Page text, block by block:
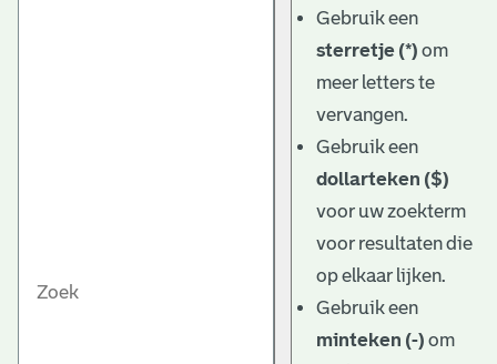
Gebruik een
sterretje (*) om
meer letters te
vervangen.
Gebruik een
dollarteken ($)
voor uw zoekterm
voor resultaten die
op elkaar lijken.
Gebruik een
minteken (-) om